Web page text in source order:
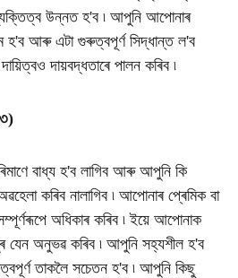
উন্নত হ'ব ৷ আপুনি আপোনাৰ
হ'ব আৰু এটা গুৰুত্বপূৰ্ণ সিদ্ধান্ত ল'ব
দায়বদ্ধতাৰে পালন কৰিব ৷
বাধ্য হ'ব লাগিব আৰু আপুনি কি
কৰিব নালাগিব ৷ আপোনাৰ প্ৰেমিক বা
অধিকাৰ কৰিব ৷ ইয়ে আপোনাক
অনুভৱ কৰিব ৷ আপুনি সহ্যশীল হ'ব
তাকলৈ সচেতন হ'ব ৷ আপুনি কিছু